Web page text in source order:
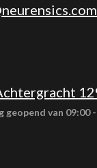
geopend van 09:00